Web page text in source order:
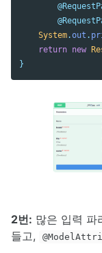
System.out .
return new
}
2번: 많은 입력 파
들고,